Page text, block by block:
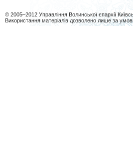
© 2005–2012 Управління Волинської єпархії
Використання матеріалів дозволено лише за